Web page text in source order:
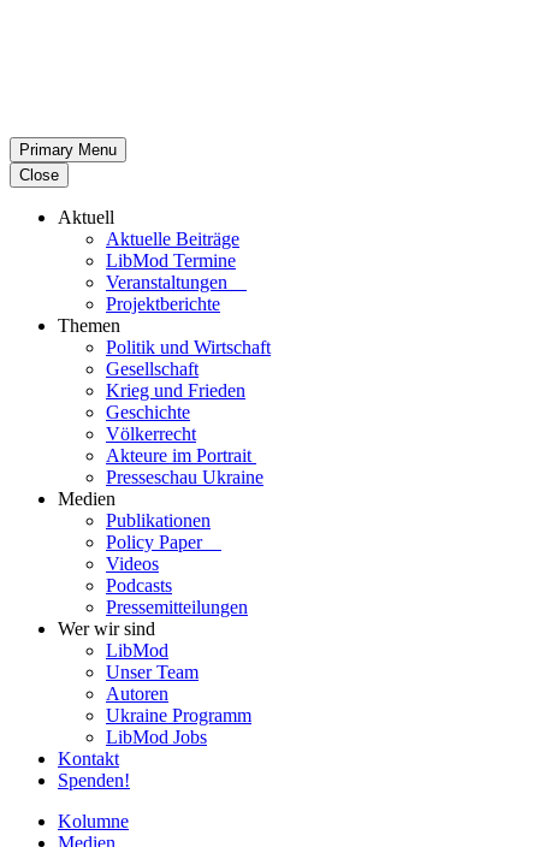
Primary Menu
Close
Aktuell
Aktu­elle Beiträge
LibMod Termine
Ver­an­stal­tun­gen
Pro­jekt­be­richte
Themen
Politik und Wirtschaft
Gesell­schaft
Krieg und Frieden
Geschichte
Völ­ker­recht
Akteure im Portrait
Pres­se­schau Ukraine
Medien
Publi­ka­tio­nen
Policy Paper
Videos
Pod­casts
Pres­se­mit­tei­lun­gen
Wer wir sind
LibMod
Unser Team
Autoren
Ukraine Pro­gramm
LibMod Jobs
Kontakt
Spenden!
Kolumne
Medien